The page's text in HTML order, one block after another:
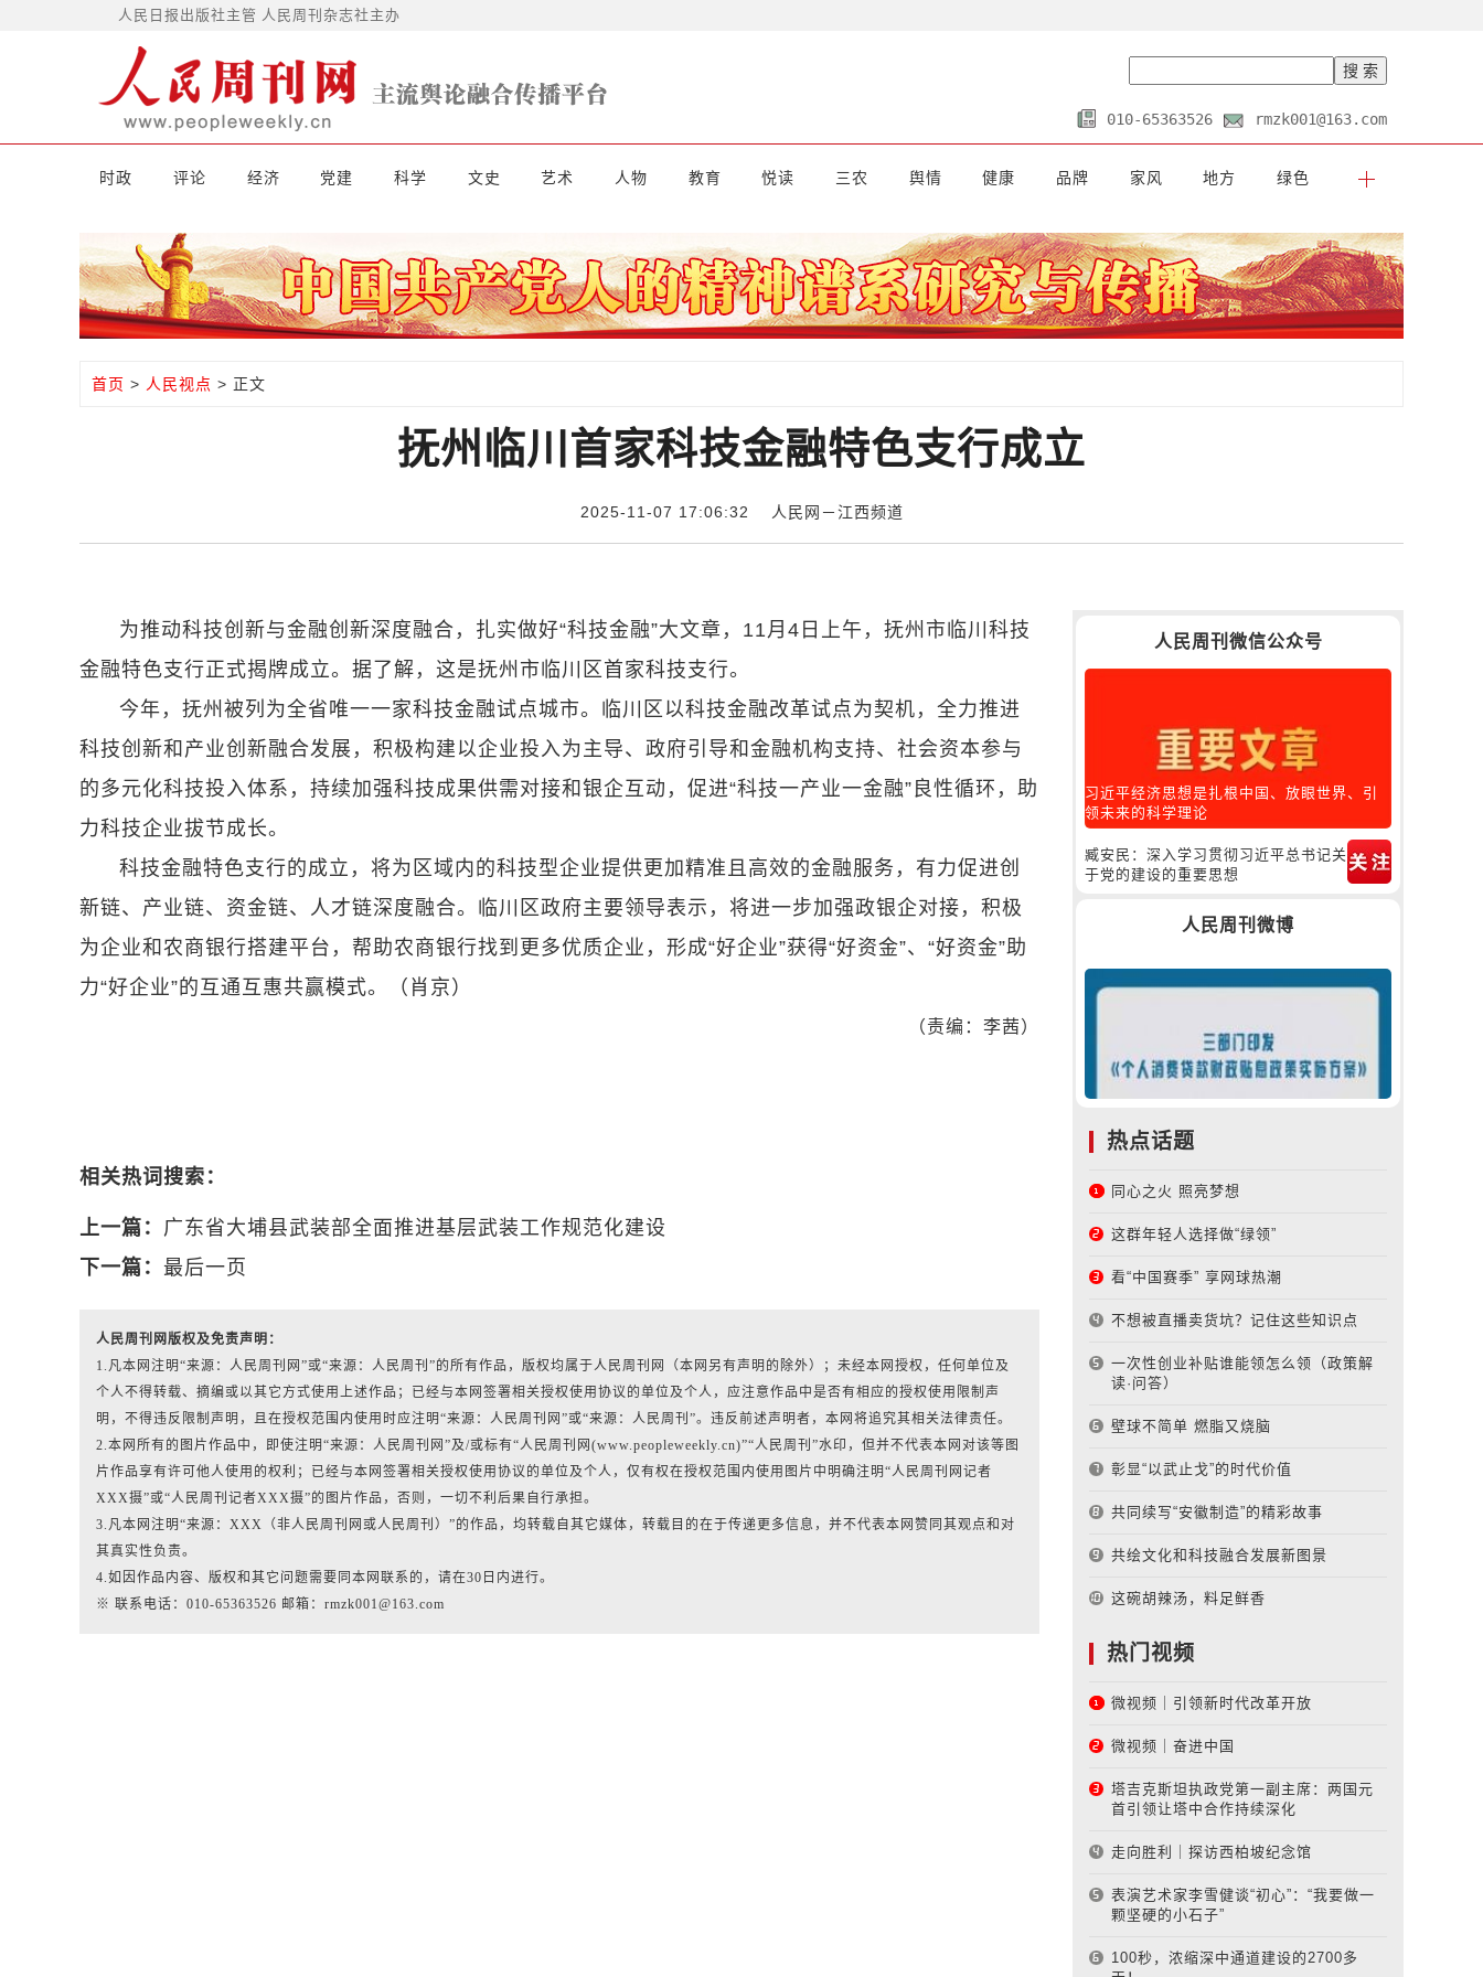
人民日报出版社主管 人民周刊杂志社主办
010-65363526 rmzk001@163.com
时政 评论 经济 党建 科学 文史 艺术 人物 教育 悦读 三农 舆情 健康 品牌 家风 地方 绿色
首页 > 人民视点 > 正文
抚州临川首家科技金融特色支行成立
2025-11-07 17:06:32 人民网－江西频道
为推动科技创新与金融创新深度融合，扎实做好“科技金融”大文章，11月4日上午，抚州市临川科技
金融特色支行正式揭牌成立。据了解，这是抚州市临川区首家科技支行。
今年，抚州被列为全省唯一一家科技金融试点城市。临川区以科技金融改革试点为契机，全力推进
科技创新和产业创新融合发展，积极构建以企业投入为主导、政府引导和金融机构支持、社会资本参与
的多元化科技投入体系，持续加强科技成果供需对接和银企互动，促进“科技一产业一金融”良性循环，助
力科技企业拔节成长。
科技金融特色支行的成立，将为区域内的科技型企业提供更加精准且高效的金融服务，有力促进创
新链、产业链、资金链、人才链深度融合。临川区政府主要领导表示，将进一步加强政银企对接，积极
为企业和农商银行搭建平台，帮助农商银行找到更多优质企业，形成“好企业”获得“好资金”、“好资金”助
力“好企业”的互通互惠共赢模式。（肖京）
（责编：李茜）
相关热词搜索：
上一篇： 广东省大埔县武装部全面推进基层武装工作规范化建设
下一篇： 最后一页
人民周刊网版权及免责声明：
1.凡本网注明“来源：人民周刊网”或“来源：人民周刊”的所有作品，版权均属于人民周刊网（本网另有声明的除外）；未经本网授权，任何单位及
个人不得转载、摘编或以其它方式使用上述作品；已经与本网签署相关授权使用协议的单位及个人，应注意作品中是否有相应的授权使用限制声
明，不得违反限制声明，且在授权范围内使用时应注明“来源：人民周刊网”或“来源：人民周刊”。违反前述声明者，本网将追究其相关法律责任。
2.本网所有的图片作品中，即使注明“来源：人民周刊网”及/或标有“人民周刊网(www.peopleweekly.cn)”“人民周刊”水印，但并不代表本网对该等图
片作品享有许可他人使用的权利；已经与本网签署相关授权使用协议的单位及个人，仅有权在授权范围内使用图片中明确注明“人民周刊网记者
XXX摄”或“人民周刊记者XXX摄”的图片作品，否则，一切不利后果自行承担。
3.凡本网注明“来源：XXX（非人民周刊网或人民周刊）”的作品，均转载自其它媒体，转载目的在于传递更多信息，并不代表本网赞同其观点和对
其真实性负责。
4.如因作品内容、版权和其它问题需要同本网联系的，请在30日内进行。
※ 联系电话：010-65363526 邮箱：rmzk001@163.com
人民周刊微信公众号
习近平经济思想是扎根中国、放眼世界、引
领未来的科学理论
臧安民：深入学习贯彻习近平总书记关
于党的建设的重要思想
人民周刊微博
热点话题
同心之火 照亮梦想
这群年轻人选择做“绿领”
看“中国赛季” 享网球热潮
不想被直播卖货坑？记住这些知识点
一次性创业补贴谁能领怎么领（政策解
读·问答）
壁球不简单 燃脂又烧脑
彰显“以武止戈”的时代价值
共同续写“安徽制造”的精彩故事
共绘文化和科技融合发展新图景
这碗胡辣汤，料足鲜香
热门视频
微视频｜引领新时代改革开放
微视频｜奋进中国
塔吉克斯坦执政党第一副主席：两国元
首引领让塔中合作持续深化
走向胜利｜探访西柏坡纪念馆
表演艺术家李雪健谈“初心”：“我要做一
颗坚硬的小石子”
100秒，浓缩深中通道建设的2700多